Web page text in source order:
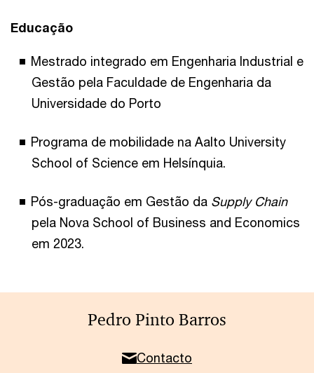
Educação
Mestrado integrado em Engenharia Industrial e
Gestão pela Faculdade de Engenharia da
Universidade do Porto
Programa de mobilidade na Aalto University
School of Science em Helsínquia.
Pós-graduação em Gestão da Supply Chain
pela Nova School of Business and Economics
em 2023.
Pedro Pinto Barros
Contacto